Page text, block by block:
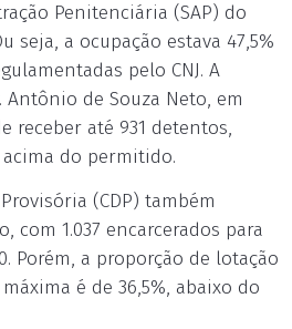
Penitenciária (SAP) do
seja, a ocupação estava 47,5%
pelo CNJ. A
Antônio de Souza Neto, em
receber até 931 detentos,
acima do permitido.
(CDP) também
com 1.037 encarcerados para
Porém, a proporção de lotação
é de 36,5%, abaixo do